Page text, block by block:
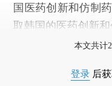
国医药创新和仿制
取韩国的医药创新
本文共计
登录 后